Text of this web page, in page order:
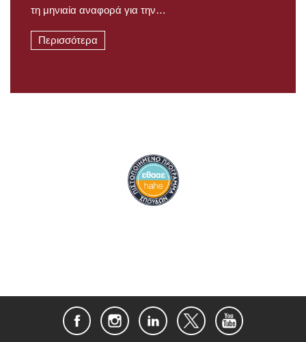
τη μηνιαία αναφορά για την…
Περισσότερα